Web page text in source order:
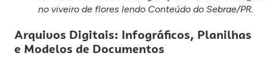
no viveiro de flores lendo Conteúdo do Sebrae/PR.
Arquivos Digitais: Infográficos, Planilhas
e Modelos de Documentos